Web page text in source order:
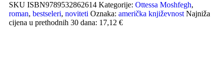
SKU ISBN9789532862614 Kategorije: Ottessa Moshfegh,
roman, bestseleri, noviteti Oznaka: američka književnost Najniža
cijena u prethodnih 30 dana: 17,12 €